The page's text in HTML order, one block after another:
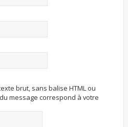
brut, sans balise HTML ou
message correspond à votre